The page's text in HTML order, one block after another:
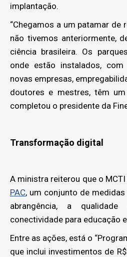
implantação.
“Chegamos a um patamar de
não tivemos anteriormente,
ciência brasileira. Os
onde estão instalados,
novas empresas,
doutores e mestres, têm
completou o presidente da
Transformação digital
A ministra reiterou que o
PAC, um conjunto de
abrangência, a
conectividade para educação
Entre as ações, está o
que inclui investimentos de